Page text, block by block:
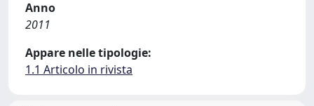
Anno
2011
Appare nelle tipologie:
1.1 Articolo in rivista